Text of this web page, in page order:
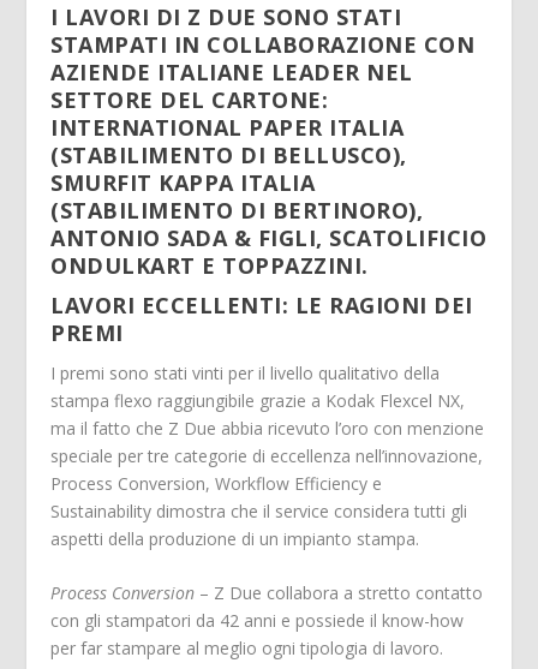
I LAVORI DI Z DUE SONO STATI
STAMPATI IN COLLABORAZIONE CON
AZIENDE ITALIANE LEADER NEL
SETTORE DEL CARTONE:
INTERNATIONAL PAPER ITALIA
(STABILIMENTO DI BELLUSCO),
SMURFIT KAPPA ITALIA
(STABILIMENTO DI BERTINORO),
ANTONIO SADA & FIGLI, SCATOLIFICIO
ONDULKART E TOPPAZZINI.
LAVORI ECCELLENTI: LE RAGIONI DEI
PREMI
I premi sono stati vinti per il livello qualitativo della
stampa flexo raggiungibile grazie a Kodak Flexcel NX,
ma il fatto che Z Due abbia ricevuto l’oro con menzione
speciale per tre categorie di eccellenza nell’innovazione,
Process Conversion, Workflow Efficiency e
Sustainability dimostra che il service considera tutti gli
aspetti della produzione di un impianto stampa.
Process Conversion – Z Due collabora a stretto contatto
con gli stampatori da 42 anni e possiede il know-how
per far stampare al meglio ogni tipologia di lavoro.